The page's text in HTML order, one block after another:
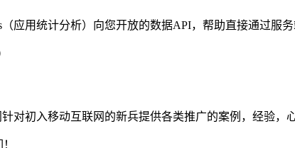
（应用统计分析）向您开放的数据API，帮助直接通过
对初入移动互联网的新兵提供各类推广的案例，经验，